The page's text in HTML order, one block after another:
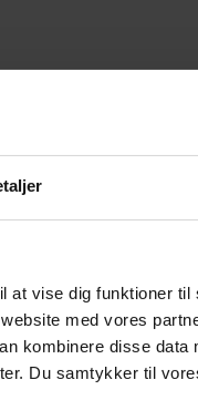
vise dig funktioner
med vores
kombinere disse data
Du samtykker til